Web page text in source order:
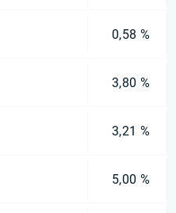
0,58 %
3,80 %
3,21 %
5,00 %